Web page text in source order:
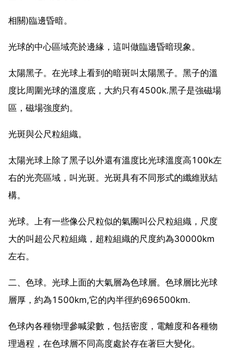
相關)臨邊昏暗。
光球的中心區域亮於邊緣，這叫做臨邊昏暗現象。
太陽黑子。在光球上看到的暗斑叫太陽黑子。黑子的溫
度比周圍光球的溫度底，大約只有4500k.黑子是強磁場
區，磁場強度約。
光斑與公尺粒組織。
太陽光球上除了黑子以外還有溫度比光球溫度高100k左
右的光亮區域，叫光斑。光斑具有不同形式的纖維狀結
構。
光球。上有一些像公尺粒似的氣團叫公尺粒組織，尺度
大的叫超公尺粒組織，超粒組織的尺度約為30000km
左右。
二、色球。光球上面的大氣層為色球層。色球層比光球
層厚，約為1500km,它的內半徑約696500km.
色球內各種物理參喊梁數，包括密度，電離度和各種物
理過程，在色球層不同高度處於存在著巨大變化。